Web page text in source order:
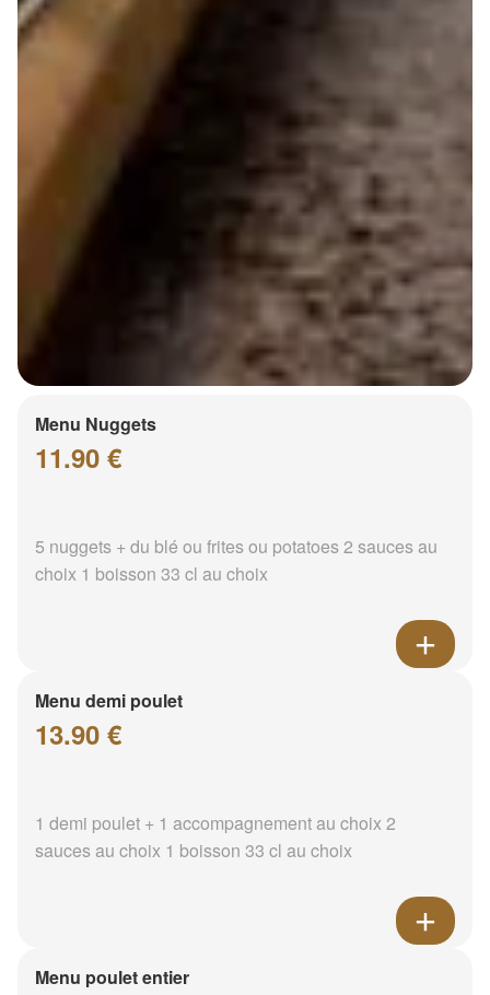
Menu Nuggets
11.90 €
5 nuggets + du blé ou frites ou potatoes 2 sauces au
choix 1 boisson 33 cl au choix
Menu demi poulet
13.90 €
1 demi poulet + 1 accompagnement au choix 2
sauces au choix 1 boisson 33 cl au choix
Menu poulet entier